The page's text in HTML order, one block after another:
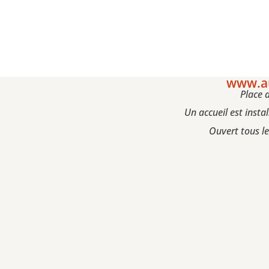
Place
Un accueil est
Ouvert tous